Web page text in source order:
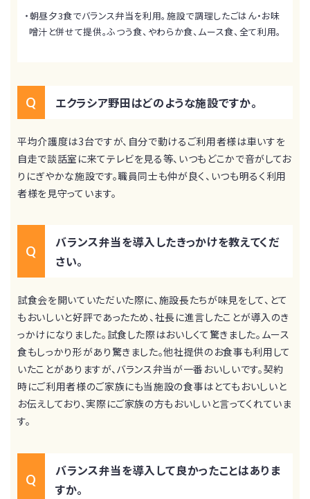
・朝昼夕3食でバランス弁当を利用。施設で調理したごはん・お味
噌汁と併せて提供。ふつう食、やわらか食、ムース食、全て利用。
エクラシア野田はどのような施設ですか。
平均介護度は3台ですが、自分で動けるご利用者様は車いすを
自走で談話室に来てテレビを見る等、いつもどこかで音がしてお
りにぎやかな施設です。職員同士も仲が良く、いつも明るく利用
者様を見守っています。
バランス弁当を導入したきっかけを教えてくだ
さい。
試食会を開いていただいた際に、施設⾧たちが味見をして、とて
もおいしいと好評であったため、社⾧に進言したことが導入のき
っかけになりました。試食した際はおいしくて驚きました。ムース
食もしっかり形があり驚きました。他社提供のお食事も利用して
いたことがありますが、バランス弁当が一番おいしいです。契約
時にご利用者様のご家族にも当施設の食事はとてもおいしいと
お伝えしており、実際にご家族の方もおいしいと言ってくれていま
す。
バランス弁当を導入して良かったことはありま
すか。